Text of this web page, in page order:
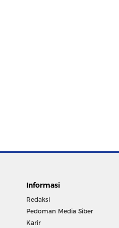
Informasi
Redaksi
Pedoman Media Siber
Karir